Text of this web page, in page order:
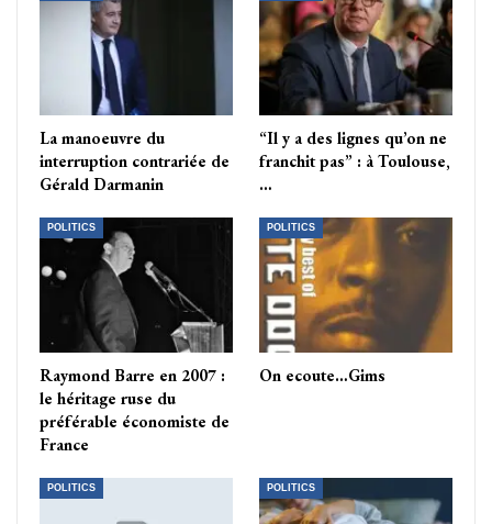
La manoeuvre du
interruption contrariée de
Gérald Darmanin
“Il y a des lignes qu’on ne
franchit pas” : à Toulouse,
…
POLITICS
Raymond Barre en 2007 :
le héritage ruse du
préférable économiste de
France
POLITICS
On ecoute…Gims
POLITICS POLITICS